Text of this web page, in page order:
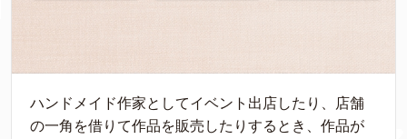
ハンドメイド作家としてイベント出店したり、店舗
の一角を借りて作品を販売したりするとき、作品が